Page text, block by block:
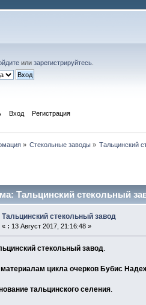
илизарегистрируйтесь
Вход Регистрация
» Стекольные заводы » Тальцинский
Тальцинский стекольный
Тальцинский стекольный завод
« : 13 Август 2017, 21:16:48 »
стекольный завод.
цикла очерков Бубис
тальцинского селения.